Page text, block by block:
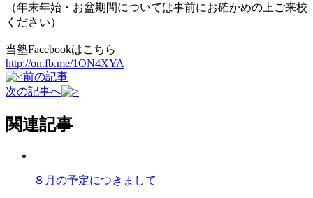
（年末年始・お盆期間については事前にお確かめの上ご来校
ください）
当塾Facebookはこちら
http://on.fb.me/1ON4XYA
前の記事
次の記事へ
関連記事
８月の予定につきまして